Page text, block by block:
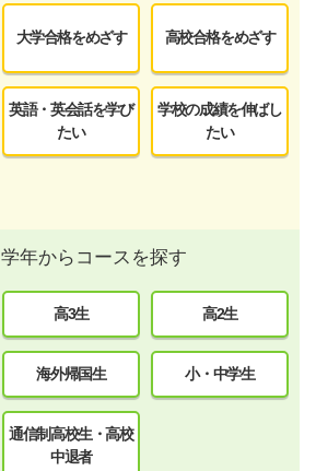
大学合格をめざす 高校合格をめざす
英語・英会話を学び
たい
学校の成績を伸ばし
たい
学年からコースを探す
高3生 高2生
海外帰国生 小・中学生
通信制高校生・高校
中退者